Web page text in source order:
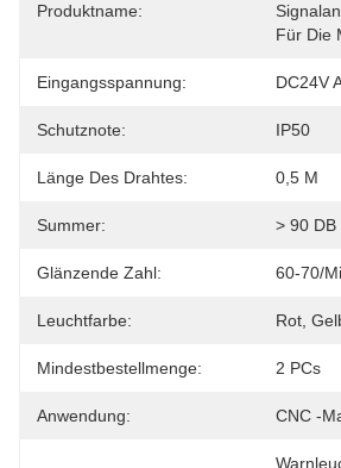
Produktname:
Für Die
Eingangsspannung: DC24V
Schutznote: IP50
Länge Des Drahtes: 0,5 M
Summer: > 90 DB
Glänzende Zahl: 60-70/
Leuchtfarbe: Rot,
Mindestbestellmenge: 2 PCs
Anwendung: CNC -